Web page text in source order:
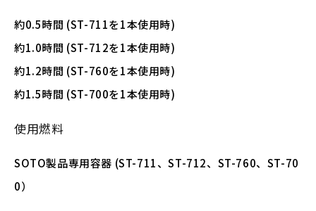
約0.5時間 (ST-711を1本使用時)
約1.0時間 (ST-712を1本使用時)
約1.2時間 (ST-760を1本使用時)
約1.5時間 (ST-700を1本使用時)
使用燃料
SOTO製品専用容器 (ST-711、ST-712、ST-760、ST-70
0）